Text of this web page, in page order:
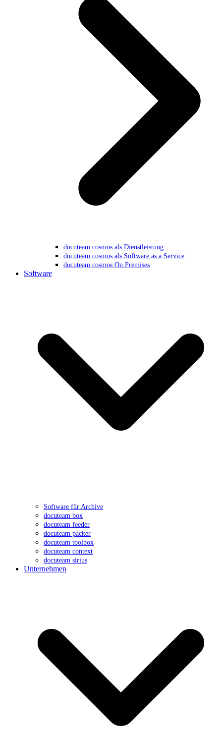
docuteam cosmos als Dienstleistung
docuteam cosmos als Software as a Service
docuteam cosmos On Premises
Software
Software für Archive
docuteam box
docuteam feeder
docuteam packer
docuteam toolbox
docuteam context
docuteam sirius
Unternehmen